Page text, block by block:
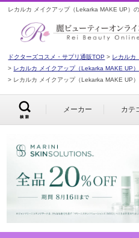
レカルカ メイクアップ（Lekarka MAKE UP）
ドクターズコスメ・サプリ通販TOP
レカルカ
レカルカ メイクアップ（Lekarka MAKE UP）
レカルカ メイクアップ（Lekarka MAKE UP）
メーカー カテ